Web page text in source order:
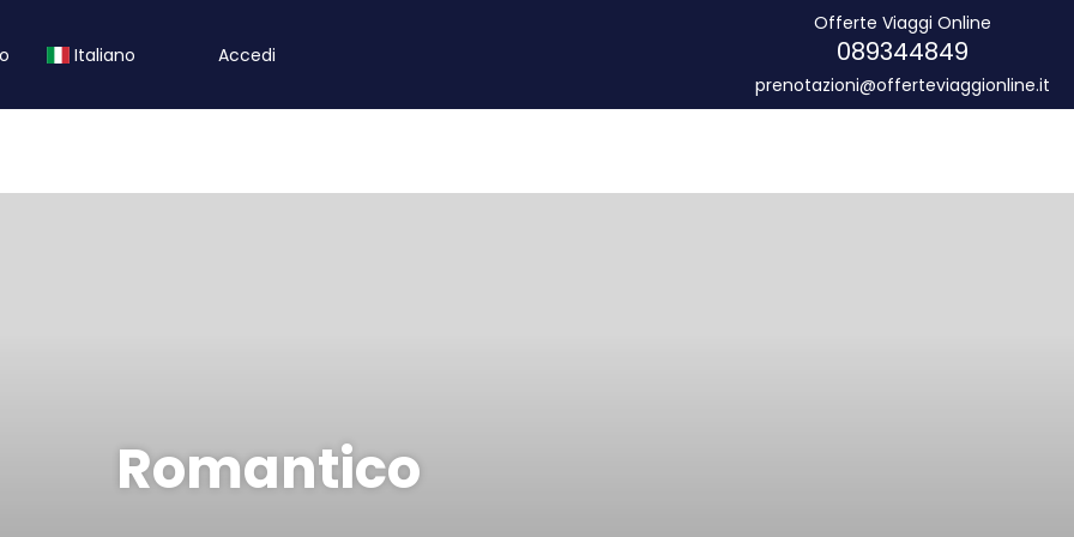
Italiano Accedi
Offerte Viaggi Online
089344849
prenotazioni@offerteviaggionline.it
Romantico